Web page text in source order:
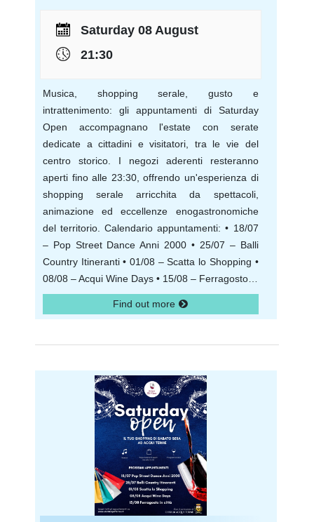
Saturday 08 August
21:30
Musica, shopping serale, gusto e
intrattenimento: gli appuntamenti di Saturday
Open accompagnano l'estate con serate
dedicate a cittadini e visitatori, tra le vie del
centro storico. I negozi aderenti resteranno
aperti fino alle 23:30, offrendo un'esperienza di
shopping serale arricchita da spettacoli,
animazione ed eccellenze enogastronomiche
del territorio. Calendario appuntamenti: • 18/07
– Pop Street Dance Anni 2000 • 25/07 – Balli
Country Itineranti • 01/08 – Scatta lo Shopping •
08/08 – Acqui Wine Days • 15/08 – Ferragosto…
Find out more